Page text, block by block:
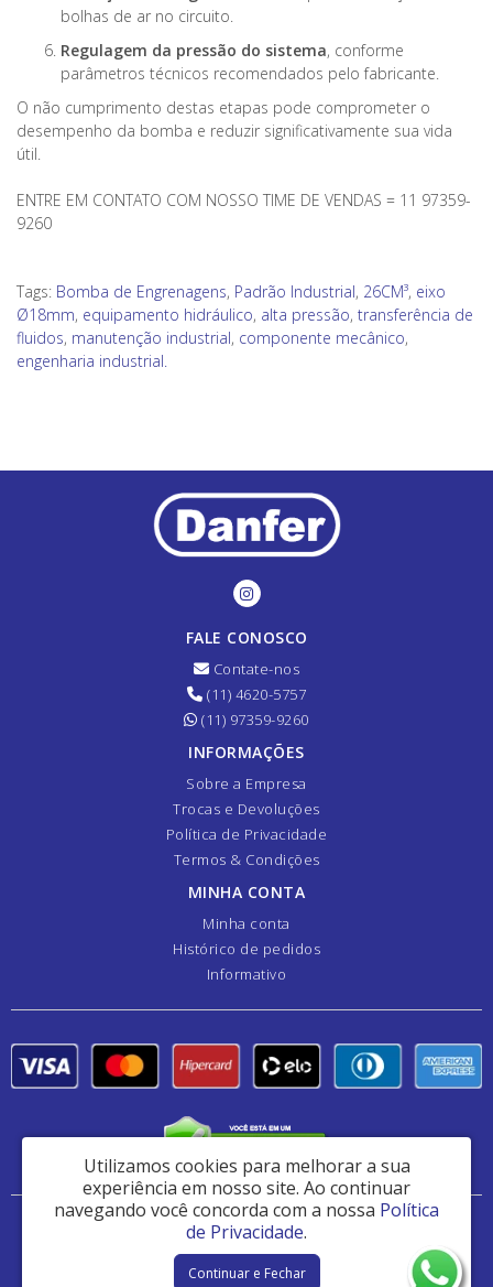
bolhas de ar no circuito.
Regulagem da pressão do sistema, conforme
parâmetros técnicos recomendados pelo fabricante.
O não cumprimento destas etapas pode comprometer o
desempenho da bomba e reduzir significativamente sua vida
útil.
ENTRE EM CONTATO COM NOSSO TIME DE VENDAS = 11 97359-
9260
Tags: Bomba de Engrenagens, Padrão Industrial, 26CM³, eixo
Ø18mm, equipamento hidráulico, alta pressão, transferência de
fluidos, manutenção industrial, componente mecânico,
engenharia industrial.
FALE CONOSCO
Contate-nos
(11) 4620-5757
(11) 97359-9260
INFORMAÇÕES
Sobre a Empresa
Trocas e Devoluções
Política de Privacidade
Termos & Condições
MINHA CONTA
Minha conta
Histórico de pedidos
Informativo
Danfer Componentes e Manutenção de Peças Ltda - CNPJ: 44.382.461/0001-41
Av Analice Sakatauskas 1180 - Jardim Ipê - Osasco / SP - CEP: 06060-013
Danfer Hidráulica © 2026
Utilizamos cookies para melhorar a sua
experiência em nosso site. Ao continuar
navegando você concorda com a nossa Política
de Privacidade.
Continuar e Fechar